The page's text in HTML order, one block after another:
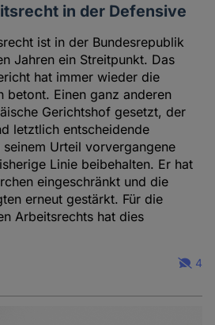
in der Defensive
ist in der Bundesrepublik
Jahren ein Streitpunkt. Das
hat immer wieder die
betont. Einen ganz anderen
Gerichtshof gesetzt, der
letztlich entscheidende
Urteil vorvergangene
Linie beibehalten. Er hat
eingeschränkt und die
erneut gestärkt. Für die
Arbeitsrechts hat dies
4